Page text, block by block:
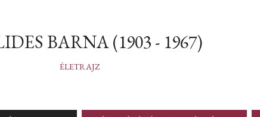
BARNA (1903 - 1967)
ÉLETRAJZ